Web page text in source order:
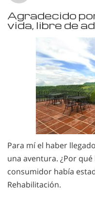
Agradecido
vida, libre de
Para mí el haber
una aventura. ¿Por
consumidor había
Rehabilitación.